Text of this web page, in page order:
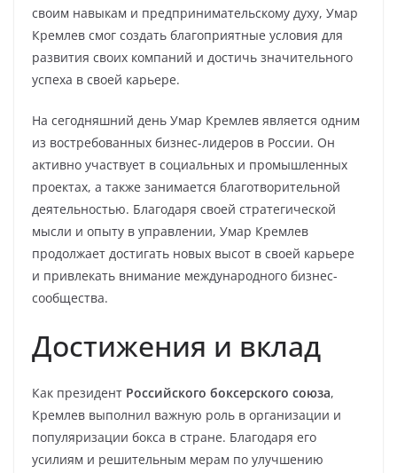
своим навыкам и предпринимательскому духу, Умар
Кремлев смог создать благоприятные условия для
развития своих компаний и достичь значительного
успеха в своей карьере.
На сегодняшний день Умар Кремлев является одним
из востребованных бизнес-лидеров в России. Он
активно участвует в социальных и промышленных
проектах, а также занимается благотворительной
деятельностью. Благодаря своей стратегической
мысли и опыту в управлении, Умар Кремлев
продолжает достигать новых высот в своей карьере
и привлекать внимание международного бизнес-
сообщества.
Достижения и вклад
Как президент Российского боксерского союза,
Кремлев выполнил важную роль в организации и
популяризации бокса в стране. Благодаря его
усилиям и решительным мерам по улучшению